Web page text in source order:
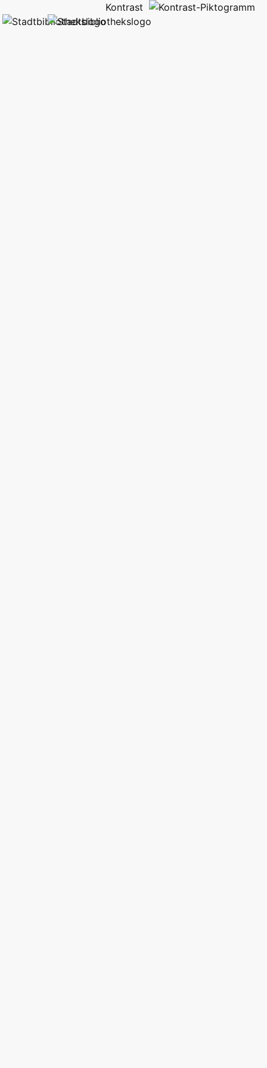
Kontrast